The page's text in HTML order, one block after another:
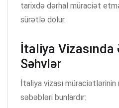
tarixdə dərhal müraciət
sürətlə dolur.
İtaliya Vizasında
Səhvlər
İtaliya vizası
səbəbləri bunlardır: